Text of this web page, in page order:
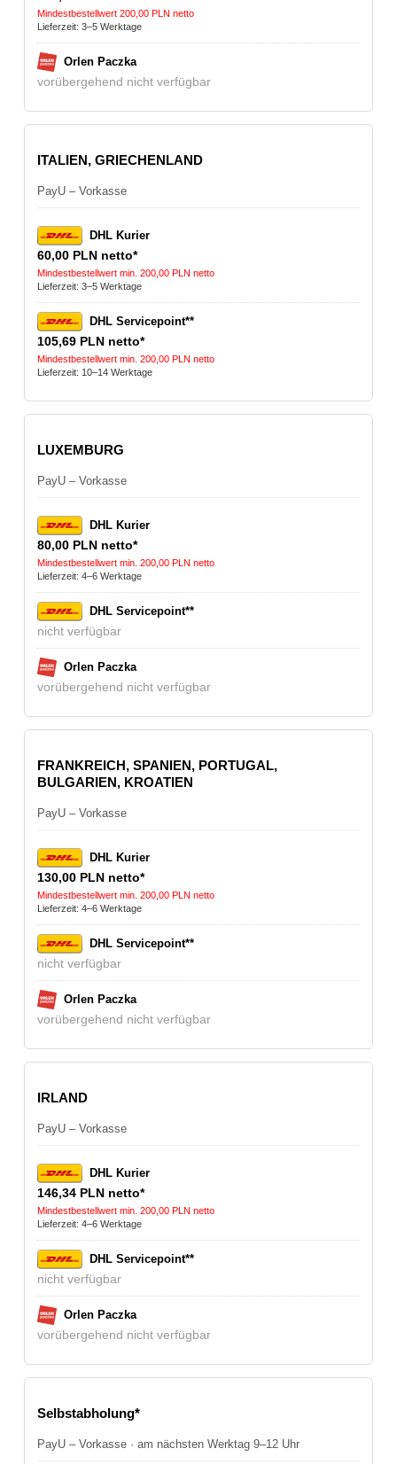
Mindestbestellwert 200,00 PLN netto
Lieferzeit: 3–5 Werktage
Orlen Paczka
vorübergehend nicht verfügbar
ITALIEN, GRIECHENLAND
PayU – Vorkasse
DHL Kurier
60,00 PLN netto*
Mindestbestellwert min. 200,00 PLN netto
Lieferzeit: 3–5 Werktage
DHL Servicepoint**
105,69 PLN netto*
Mindestbestellwert min. 200,00 PLN netto
Lieferzeit: 10–14 Werktage
LUXEMBURG
PayU – Vorkasse
DHL Kurier
80,00 PLN netto*
Mindestbestellwert min. 200,00 PLN netto
Lieferzeit: 4–6 Werktage
DHL Servicepoint**
nicht verfügbar
Orlen Paczka
vorübergehend nicht verfügbar
FRANKREICH, SPANIEN, PORTUGAL,
BULGARIEN, KROATIEN
PayU – Vorkasse
DHL Kurier
130,00 PLN netto*
Mindestbestellwert min. 200,00 PLN netto
Lieferzeit: 4–6 Werktage
DHL Servicepoint**
nicht verfügbar
Orlen Paczka
vorübergehend nicht verfügbar
IRLAND
PayU – Vorkasse
DHL Kurier
146,34 PLN netto*
Mindestbestellwert min. 200,00 PLN netto
Lieferzeit: 4–6 Werktage
DHL Servicepoint**
nicht verfügbar
Orlen Paczka
vorübergehend nicht verfügbar
Selbstabholung*
PayU – Vorkasse · am nächsten Werktag 9–12 Uhr